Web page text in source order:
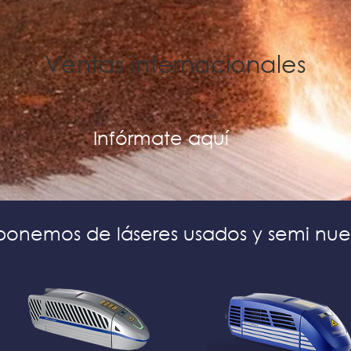
Ventas internacionales
Infórmate aquí
de láseres usados y semi